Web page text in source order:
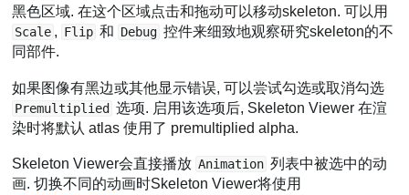
黑色区域. 在这个区域点击和拖动可以移动skeleton. 可以用
Scale , Flip 和 Debug 控件来细致地观察研究skeleton的不
同部件.
如果图像有黑边或其他显示错误, 可以尝试勾选或取消勾选
Premultiplied 选项. 启用该选项后, Skeleton Viewer 在渲
染时将默认 atlas 使用了 premultiplied alpha.
Skeleton Viewer会直接播放 Animation 列表中被选中的动
画. 切换不同的动画时Skeleton Viewer将使用